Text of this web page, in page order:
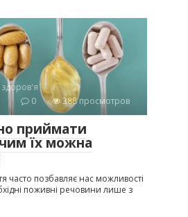
здоров'я
0
388 просмотров
приймати
чим їх можна
часто позбавляє нас можливості
поживні речовини лише з